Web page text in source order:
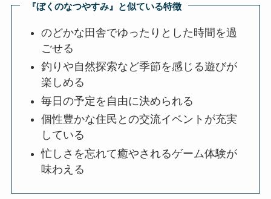
『ぼくのなつやすみ』と似ている特徴
のどかな田舎でゆったりとした時間を過
ごせる
釣りや自然探索など季節を感じる遊びが
楽しめる
毎日の予定を自由に決められる
個性豊かな住民との交流イベントが充実
している
忙しさを忘れて癒やされるゲーム体験が
味わえる